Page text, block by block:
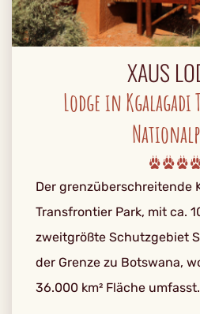
XAUS
Lodge in
Der grenzüberschreitende
Transfrontier Park, mit ca.
zweitgrößte Schutzgebiet
der Grenze zu Botswana,
36.000 km² Fläche